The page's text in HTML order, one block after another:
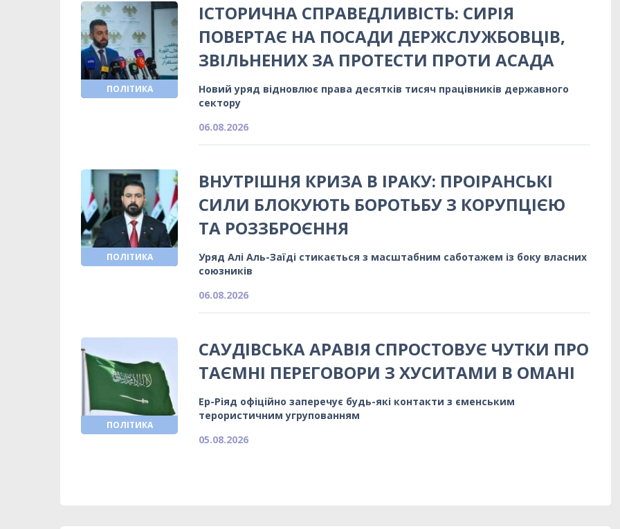
ПОЛІТИКА
ІСТОРИЧНА СПРАВЕДЛИВІСТЬ: СИРІЯ
ПОВЕРТАЄ НА ПОСАДИ ДЕРЖСЛУЖБОВЦІВ,
ЗВІЛЬНЕНИХ ЗА ПРОТЕСТИ ПРОТИ АСАДА
Новий уряд відновлює права десятків тисяч працівників державного
сектору
06.08.2026
ПОЛІТИКА
ВНУТРІШНЯ КРИЗА В ІРАКУ: ПРОІРАНСЬКІ
СИЛИ БЛОКУЮТЬ БОРОТЬБУ З КОРУПЦІЄЮ
ТА РОЗЗБРОЄННЯ
Уряд Алі Аль-Заїді стикається з масштабним саботажем із боку власних
союзників
06.08.2026
ПОЛІТИКА
САУДІВСЬКА АРАВІЯ СПРОСТОВУЄ ЧУТКИ ПРО
ТАЄМНІ ПЕРЕГОВОРИ З ХУСИТАМИ В ОМАНІ
Ер-Ріяд офіційно заперечує будь-які контакти з єменським
терористичним угрупованням
05.08.2026